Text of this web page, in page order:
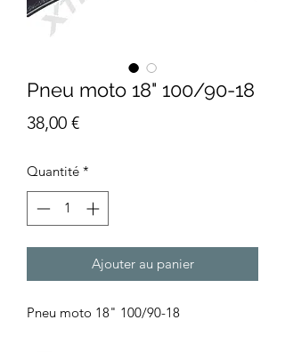
Pneu moto 18" 100/90-18
38,00 €Prix
Quantité *
Ajouter au panier
Pneu moto 18" 100/90-18